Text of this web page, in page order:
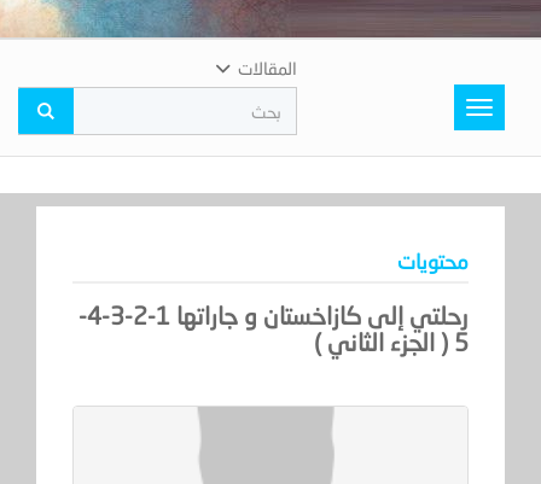
Toggle
navigation
المقالات
محتويات
رحلتي إلى كازاخستان و جاراتها 1-2-3-4-
5 ( الجزء الثاني )